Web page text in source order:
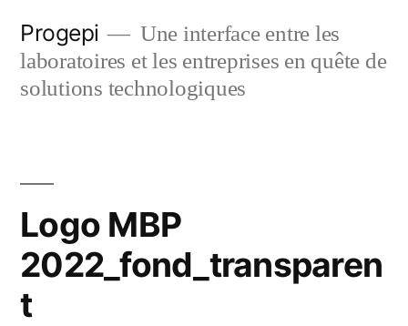
content
Progepi
Une interface entre les
laboratoires et les entreprises en quête de
solutions technologiques
Logo MBP
2022_fond_transparen
t